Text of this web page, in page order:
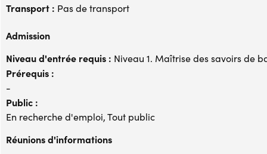
Transport : Pas de transport
Admission
Niveau d'entrée requis : Niveau 1. Maîtrise des savoirs de
Prérequis :
-
Public :
En recherche d'emploi, Tout public
Réunions d'informations